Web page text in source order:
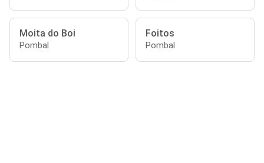
Moita do Boi
Pombal
Foitos
Pombal